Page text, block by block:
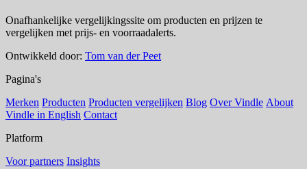
Onafhankelijke vergelijkingssite om producten en prijzen te
vergelijken met prijs- en voorraadalerts.
Ontwikkeld door: Tom van der Peet
Pagina's
Merken Producten Producten vergelijken Blog Over Vindle About
Vindle in English Contact
Platform
Voor partners Insights